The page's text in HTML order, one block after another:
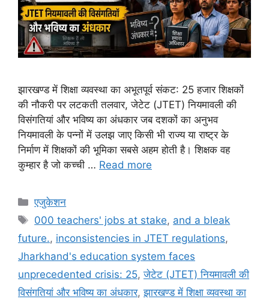
झारखण्ड में शिक्षा व्यवस्था का अभूतपूर्व संकट: 25 हजार शिक्षकों
की नौकरी पर लटकती तलवार, जेटेट (JTET) नियमावली की
विसंगतियां और भविष्य का अंधकार जब दशकों का अनुभव
नियमावली के पन्नों में उलझ जाए किसी भी राज्य या राष्ट्र के
निर्माण में शिक्षकों की भूमिका सबसे अहम होती है। शिक्षक वह
कुम्हार है जो कच्ची … Read more
Categories
एजुकेशन
Tags
000 teachers' jobs at stake, and a bleak
future., inconsistencies in JTET regulations,
Jharkhand's education system faces
unprecedented crisis: 25,जेटेट (JTET) नियमावली की
विसंगतियां और भविष्य का अंधकार,झारखण्ड में शिक्षा व्यवस्था का